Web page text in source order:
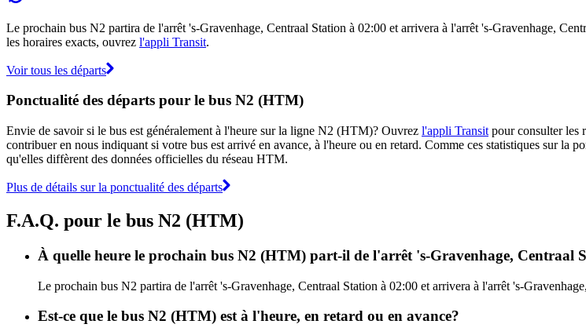
Le prochain bus N2 partira de l'arrêt 's-Gravenhage, Centraal Station à 02:00 et arrivera à l'arrêt 's-Gravenhage,
les horaires exacts, ouvrez l'appli Transit.
Voir tous les départs
Ponctualité des départs pour le bus N2 (HTM)
Envie de savoir si le bus est généralement à l'heure sur la ligne N2 (HTM)? Ouvrez l'appli Transit pour consulter les
contribuer en nous indiquant si votre bus est arrivé en avance, à l'heure ou en retard. Comme ces statistiques sur la
qu'elles diffèrent des données officielles du réseau HTM.
Plus de détails sur la ponctualité des départs
F.A.Q. pour le bus N2 (HTM)
À quelle heure le prochain bus N2 (HTM) part-il de l'arrêt 's-Gravenhage, Centraal
Le prochain bus N2 partira de l'arrêt 's-Gravenhage, Centraal Station à 02:00 et arrivera à l'arrêt 's-
Est-ce que le bus N2 (HTM) est à l'heure, en retard ou en avance?